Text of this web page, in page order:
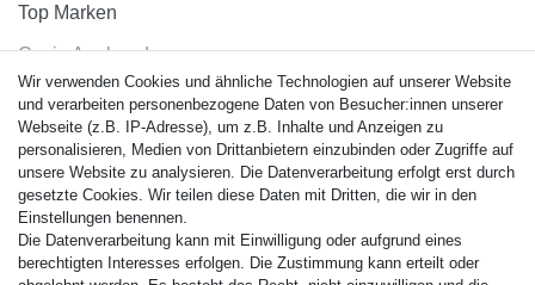
Top Marken
Casio Armband
Festina Armband
Citizen Armband
M. Lacroix Armband
J. Lemans Armband
Uhrenarmbänder - Alle
Sicherheit
Wir verwenden Cookies und ähnliche Technologien auf unserer Website
und verarbeiten personenbezogene Daten von Besucher:innen unserer
Webseite (z.B. IP-Adresse), um z.B. Inhalte und Anzeigen zu
personalisieren, Medien von Drittanbietern einzubinden oder Zugriffe auf
unsere Website zu analysieren. Die Datenverarbeitung erfolgt erst durch
gesetzte Cookies. Wir teilen diese Daten mit Dritten, die wir in den
Einstellungen benennen.
Die Datenverarbeitung kann mit Einwilligung oder aufgrund eines
berechtigten Interesses erfolgen. Die Zustimmung kann erteilt oder